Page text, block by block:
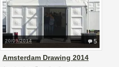
5
20/09/2014
Amsterdam Drawing 2014